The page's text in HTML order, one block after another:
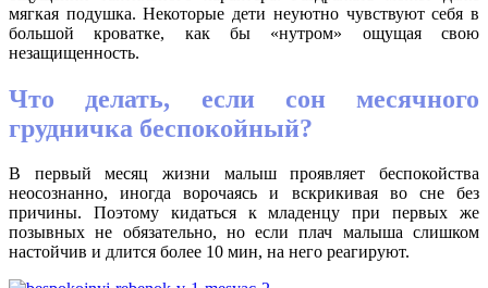
мягкая подушка. Некоторые дети неуютно чувствуют себя в
большой кроватке, как бы «нутром» ощущая свою
незащищенность.
Что делать, если сон месячного
грудничка беспокойный?
В первый месяц жизни малыш проявляет беспокойства
неосознанно, иногда ворочаясь и вскрикивая во сне без
причины. Поэтому кидаться к младенцу при первых же
позывных не обязательно, но если плач малыша слишком
настойчив и длится более 10 мин, на него реагируют.